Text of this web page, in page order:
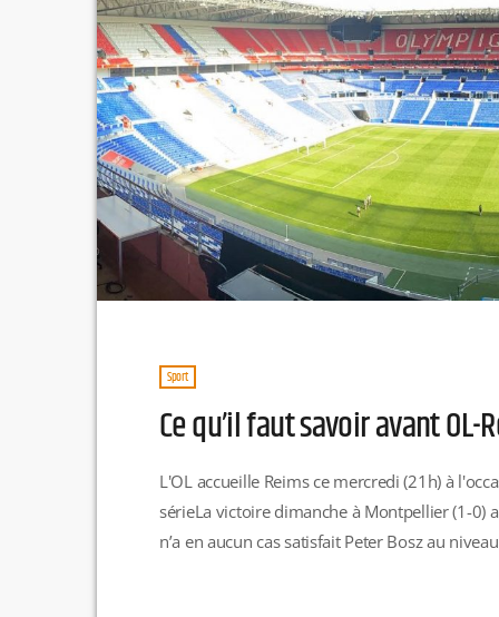
Sport
Ce qu’il faut savoir avant OL-
L'OL accueille Reims ce mercredi (21h) à
sérieLa victoire dimanche à Montpellier (1-0)
n’a en aucun cas satisfait Peter Bosz au